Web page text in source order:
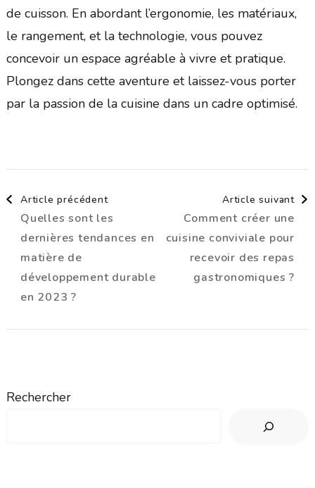
de cuisson. En abordant l’ergonomie, les matériaux,
le rangement, et la technologie, vous pouvez
concevoir un espace agréable à vivre et pratique.
Plongez dans cette aventure et laissez-vous porter
par la passion de la cuisine dans un cadre optimisé.
Navigation
d'article
Article précédent
Quelles sont les
dernières tendances en
matière de
développement durable
en 2023 ?
Article suivant
Comment créer une
cuisine conviviale pour
recevoir des repas
gastronomiques ?
Rechercher